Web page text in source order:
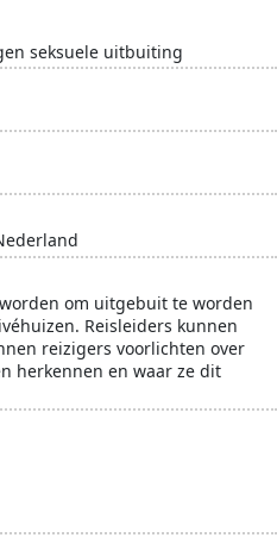
seksuele uitbuiting
om uitgebuit te worden
Reisleiders kunnen
reizigers voorlichten over
herkennen en waar ze dit